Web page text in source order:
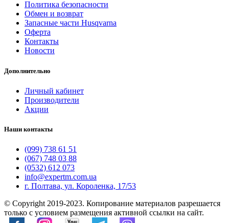
Политика безопасности
Обмен и возврат
Запасные части Husqvarna
Оферта
Контакты
Новости
Дополнительно
Личный кабинет
Производители
Акции
Наши контакты
(099) 738 61 51
(067) 748 03 88
(0532) 612 073
info@expertm.com.ua
г. Полтава, ул. Короленка, 17/53
© Copyright 2019-2023. Копирование материалов разрешается
только с условием размещения активной ссылки на сайт.